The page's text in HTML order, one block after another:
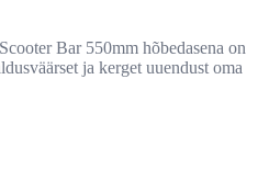
Bar 550mm hõbedasena on
ja kerget uuendust oma